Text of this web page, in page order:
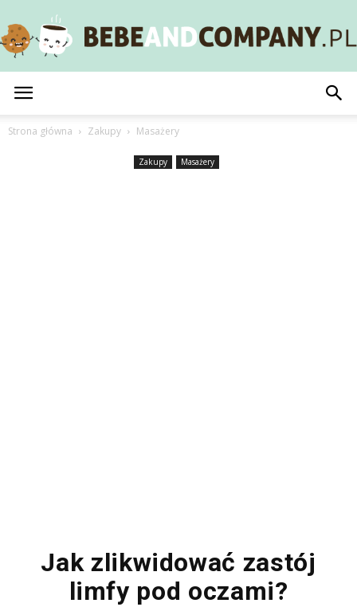
Strona główna Zakupy Masażery
Zakupy Masażery
Jak zlikwidować zastój
limfy pod oczami?